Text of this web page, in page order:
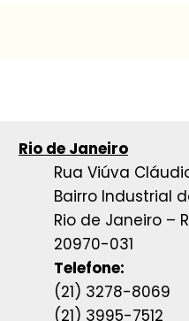
Rio de Janeiro
Rua Viúva
Bairro Industrial
Rio de Janeiro –
20970-031
Telefone:
(21) 3278-8069
(21) 3995-7512